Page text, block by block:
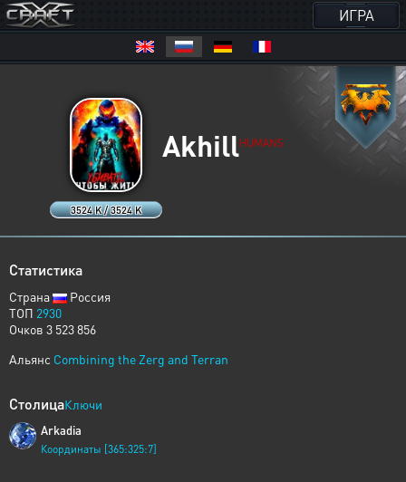
ИГРА
3524 K / 3524 K
AkhillHUMANS
Статистика
Страна
Россия
ТОП 2930
Очков 3 523 856
Альянс Combining the Zerg and Terran
СтолицаКлючи
Arkadia
Координаты [365:325:7]